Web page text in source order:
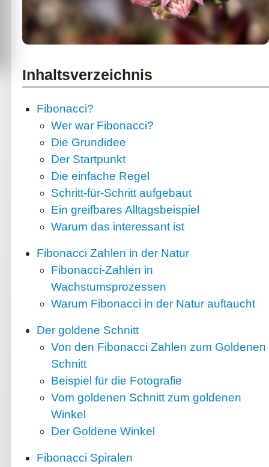
Inhaltsverzeichnis
Fibonacci?
Wer war Fibonacci?
Die Grundidee
Der Startpunkt
Die einfache Regel
Schritt-für-Schritt aufgebaut
Ein greifbares Alltagsbeispiel
Warum das interessant ist
Fibonacci Zahlen in der Natur
Fibonacci-Zahlen in
Wachstumsprozessen
Warum Fibonacci in der Natur auftaucht
Der goldene Schnitt
Von den Fibonacci Zahlen zum Goldenen
Schnitt
Beispiel für die Fotografie
Vom goldenen Schnitt zum goldenen
Winkel
Der Goldene Winkel
Fibonacci Spiralen